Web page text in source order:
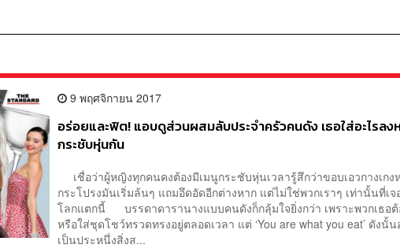
9 พฤศจิกายน 2017
อร่อยและฟิต! แอบดูส่วนผสมลับประจำครัวคนดัง เธอใส่อะไรลง
กระชับหุ่นกัน
เชื่อว่าผู้หญิงทุกคนคงต้องมีเมนูกระชับหุ่นเวลารู้สึกว่าขอบเอวกางเกง
กระโปรงมันเริ่มล้นๆ แถมอึดอัดอีกต่างหาก แต่ไม่ใช่พวกเราๆ เท่านั้นที่เ
โลกแตกนี้ บรรดาดารานางแบบคนดังก็กลุ้มใจยิ่งกว่า เพราะพวกเธอต้
หรือใส่ชุดโชว์ทรวดทรงอยู่ตลอดเวลา แต่ ‘You are what you eat’ ดังนั้
เป็นประหนึ่งสิ่งส...